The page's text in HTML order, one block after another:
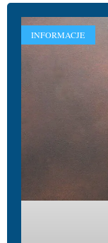
INFORMACJE